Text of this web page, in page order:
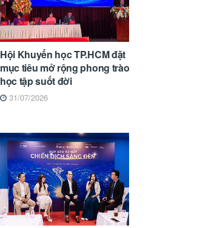
Hội Khuyến học TP.HCM đặt
mục tiêu mở rộng phong trào
học tập suốt đời
31/07/2026